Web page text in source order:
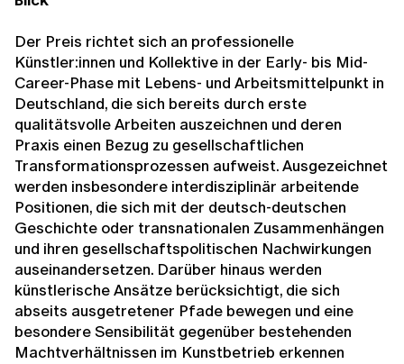
Der Preis richtet sich an professionelle
Künstler:innen und Kollektive in der Early- bis Mid-
Career-Phase mit Lebens- und Arbeitsmittelpunkt in
Deutschland, die sich bereits durch erste
qualitätsvolle Arbeiten auszeichnen und deren
Praxis einen Bezug zu gesellschaftlichen
Transformationsprozessen aufweist. Ausgezeichnet
werden insbesondere interdisziplinär arbeitende
Positionen, die sich mit der deutsch-deutschen
Geschichte oder transnationalen Zusammenhängen
und ihren gesellschaftspolitischen Nachwirkungen
auseinandersetzen. Darüber hinaus werden
künstlerische Ansätze berücksichtigt, die sich
abseits ausgetretener Pfade bewegen und eine
besondere Sensibilität gegenüber bestehenden
Machtverhältnissen im Kunstbetrieb erkennen